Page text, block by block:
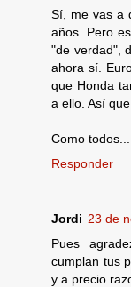
Sí, me vas a
años. Pero
"de verdad",
ahora sí.
que Honda
a ello. Así
Como
Responder
Jordi 23 de
Pues
cumplan tus
y a precio